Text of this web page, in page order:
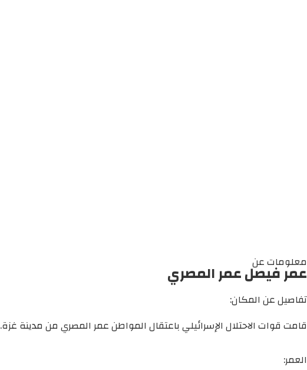
معلومات عن
عمر فيصل عمر المصري
تفاصيل عن المكان:
قامت قوات الاحتلال الإسرائيلي باعتقال المواطن عمر المصري من مدينة غزة.
العمر: